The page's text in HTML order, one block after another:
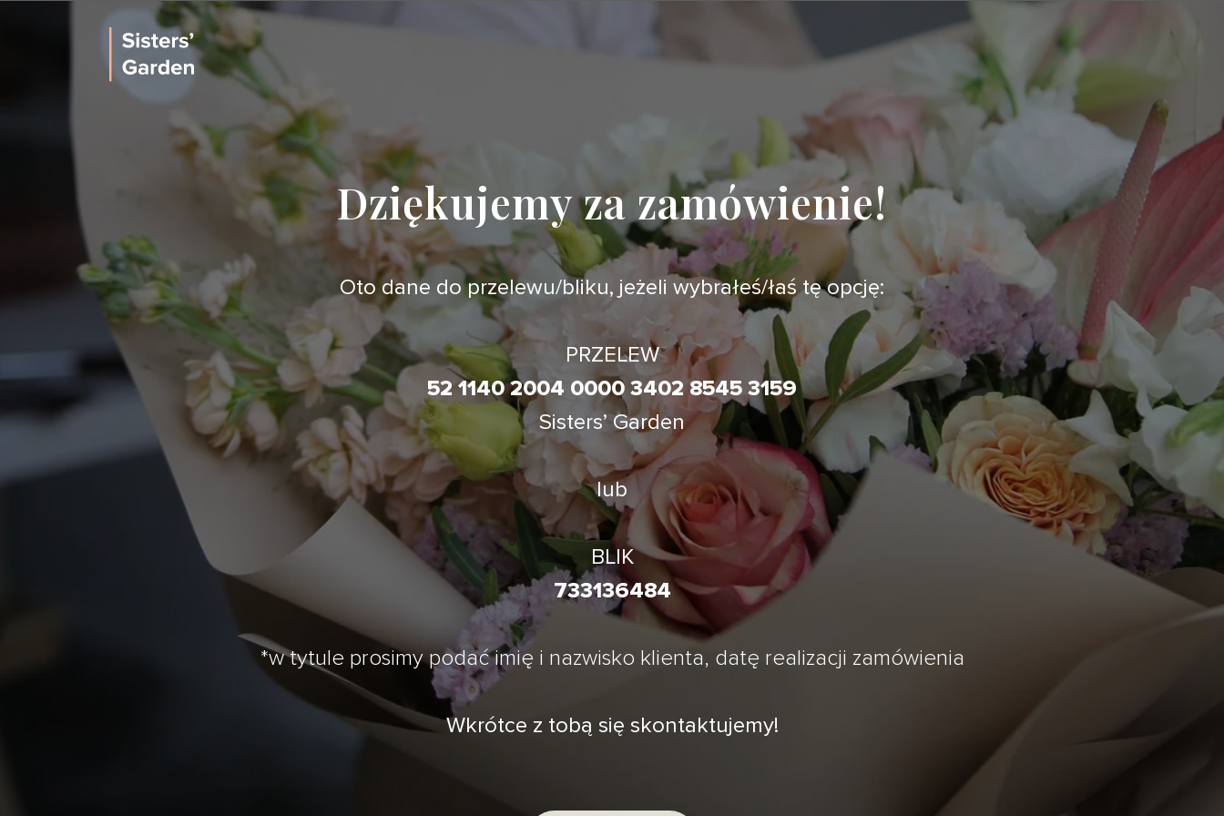
Dziękujemy za zamówienie!
Oto dane do przelewu/bliku, jeżeli wybrałeś/łaś tę opcję:
PRZELEW
52 1140 2004 0000 3402 8545 3159
Sisters’ Garden
lub
BLIK
733136484
*w tytule prosimy podać imię i nazwisko klienta, datę realizacji zamówienia
Wkrótce z tobą się skontaktujemy!